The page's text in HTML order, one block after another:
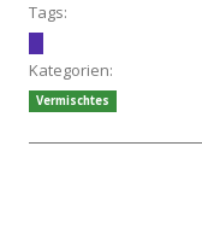
Tags:
Kategorien:
Vermischtes